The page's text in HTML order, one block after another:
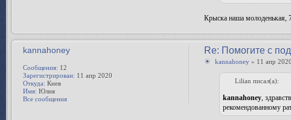
Крыска наша молоденькая,
Re: Помогите с
kannahoney » 11 апр
Lilian писал(а):
kannahoney,
рекомендованному
kannahoney
Сообщения: 12
Зарегистрирован: 11 апр 2020
Откуда: Киев
Имя: Юлия
Все сообщения